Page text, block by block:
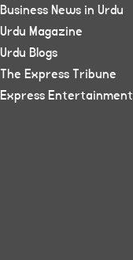
Business News in Urdu
Urdu Magazine
Urdu Blogs
The Express Tribune
Express Entertainment